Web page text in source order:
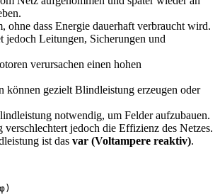
ohne dass Energie dauerhaft verbraucht wird.
jedoch Leitungen, Sicherungen und
verursachen einen hohen
können gezielt Blindleistung erzeugen oder
notwendig, um Felder aufzubauen.
jedoch die Effizienz des Netzes.
ist das var (Voltampere reaktiv).